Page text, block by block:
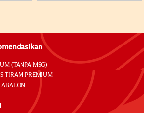
(TANPA MSG)
TIRAM PREMIUM